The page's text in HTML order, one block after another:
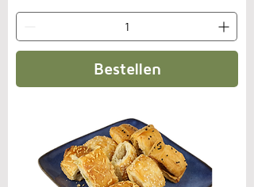
Bestellen